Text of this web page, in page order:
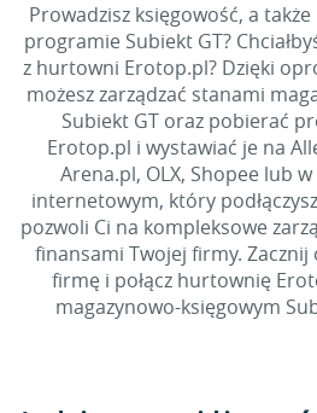
Prowadzisz księgowość, a
programie Subiekt GT?
z hurtowni Erotop.pl? Dzięki
możesz zarządzać stanami
Subiekt GT oraz pobierać
Erotop.pl i wystawiać je na
Arena.pl, OLX, Shopee lub
internetowym, który
pozwoli Ci na kompleksowe
finansami Twojej firmy.
firmę i połącz hurtownię
magazynowo-księgowym